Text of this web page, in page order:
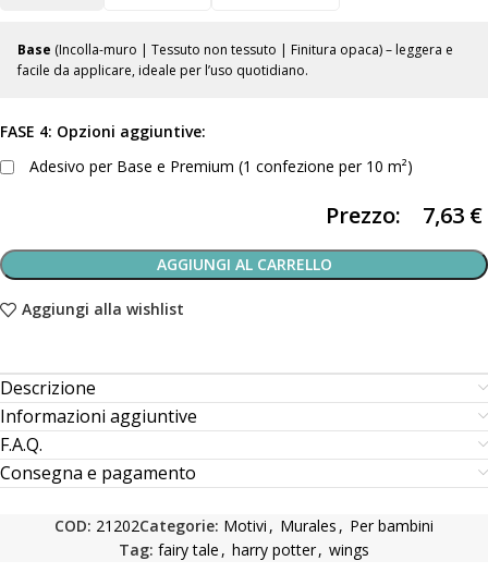
Base (Incolla-muro | Tessuto non tessuto | Finitura opaca) – leggera e
facile da applicare, ideale per l’uso quotidiano.
FASE 4: Opzioni aggiuntive:
Adesivo per Base e Premium (1 confezione per 10 m²)
Prezzo: 7,63 €
AGGIUNGI AL CARRELLO
Aggiungi alla wishlist
Descrizione
Informazioni aggiuntive
F.A.Q.
Consegna e pagamento
COD: 21202Categorie: Motivi , Murales , Per bambini
Tag: fairy tale , harry potter, wings